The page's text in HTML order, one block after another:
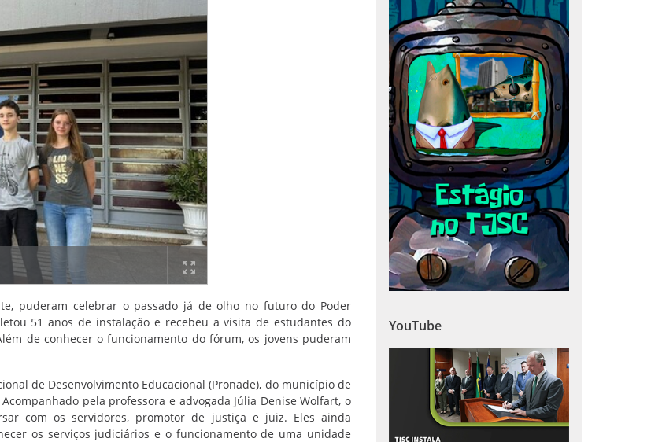
puderam celebrar o passado já de olho no futuro do Poder
51 anos de instalação e recebeu a visita de estudantes do
de conhecer o funcionamento do fórum, os jovens puderam
de Desenvolvimento Educacional (Pronade), do município de
pela professora e advogada Júlia Denise Wolfart, o
com os servidores, promotor de justiça e juiz. Eles ainda
os serviços judiciários e o funcionamento de uma unidade
YouTube